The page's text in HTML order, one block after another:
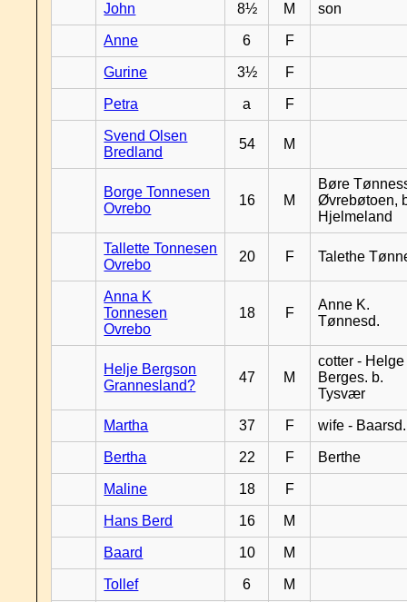
John 8½ M son
Anne 6 F
Gurine 3½ F
Petra a F
Svend Olsen
Bredland
54 M
Borge Tonnesen
Ovrebo
16 M
Børe
Øvrebøtoen,
Hjelmeland
Tallette Tonnesen
Ovrebo
20 F Talethe
Anna K
Tonnesen
Ovrebo
18 F
Anne K.
Tønnesd.
Helje Bergson
Grannesland?
47 M
cotter - Helge
Berges. b.
Tysvær
Martha 37 F wife - Baarsd.
Bertha 22 F Berthe
Maline 18 F
Hans Berd 16 M
Baard 10 M
Tollef 6 M